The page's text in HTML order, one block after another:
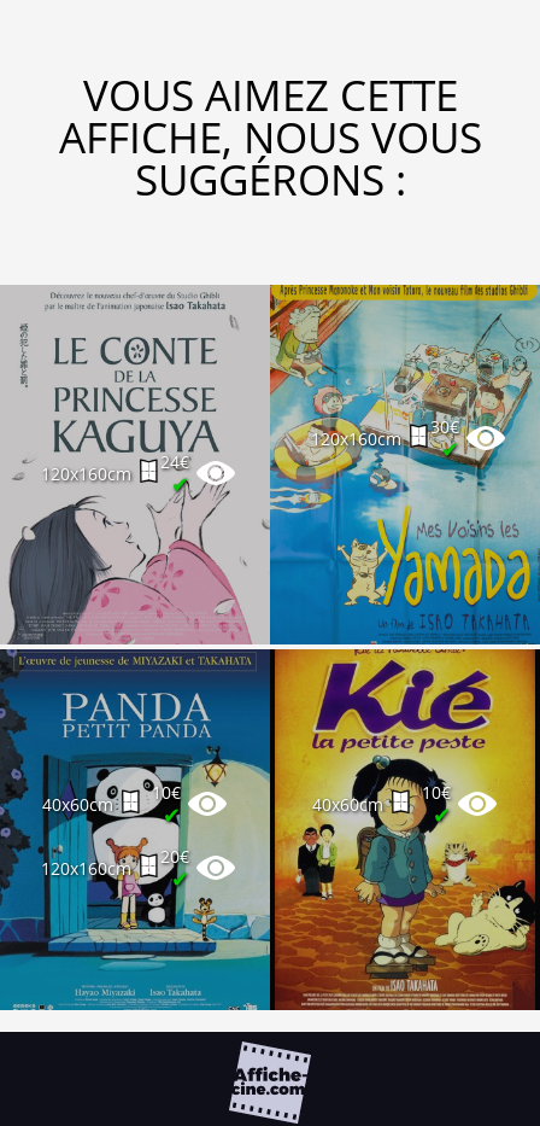
VOUS AIMEZ CETTE
AFFICHE, NOUS VOUS
SUGGÉRONS :
120x160cm
24€
✔
120x160cm
30€
✔
40x60cm
10€
✔
120x160cm
20€
✔
40x60cm
10€
✔